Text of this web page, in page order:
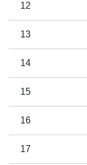
12
13
14
15
16
17